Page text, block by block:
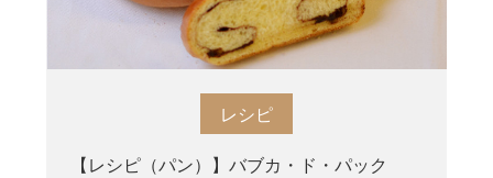
レシピ
【レシピ（パン）】バブカ・ド・パック